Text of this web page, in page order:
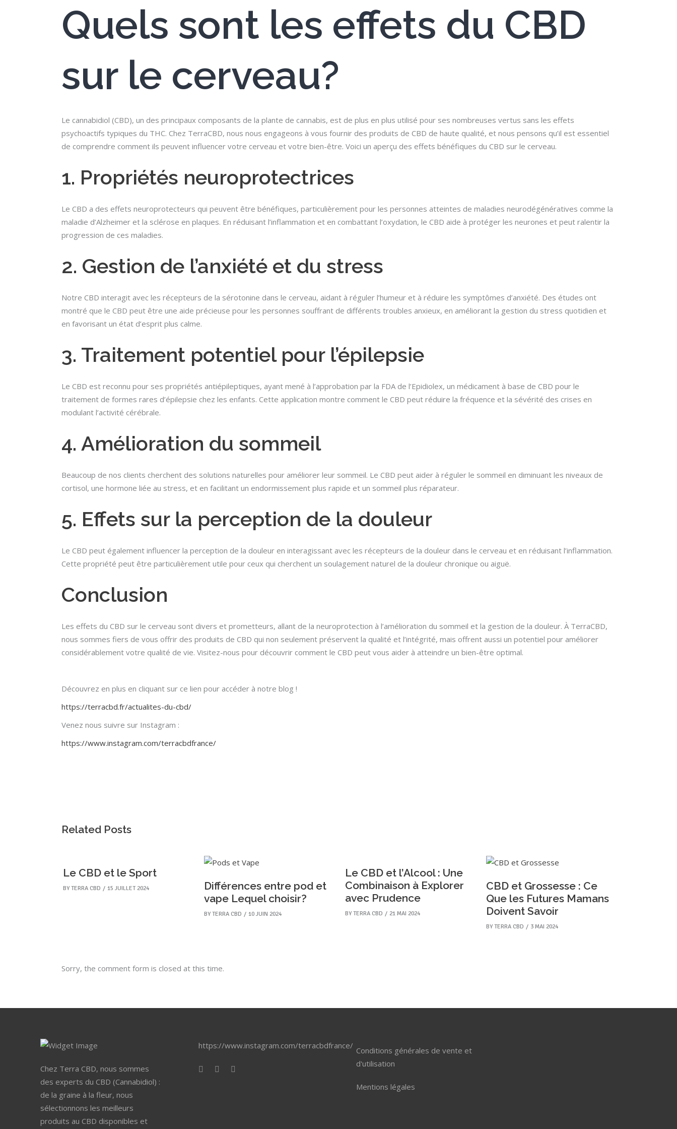
Quels sont les effets du CBD
sur le cerveau?
Le cannabidiol (CBD), un des principaux composants de la plante de cannabis, est de plus en plus utilisé pour ses nombreuses vertus sans les effets
psychoactifs typiques du THC. Chez TerraCBD, nous nous engageons à vous fournir des produits de CBD de haute qualité, et nous pensons qu’il est essentiel
de comprendre comment ils peuvent influencer votre cerveau et votre bien-être. Voici un aperçu des effets bénéfiques du CBD sur le cerveau.
1. Propriétés neuroprotectrices
Le CBD a des effets neuroprotecteurs qui peuvent être bénéfiques, particulièrement pour les personnes atteintes de maladies neurodégénératives comme la
maladie d’Alzheimer et la sclérose en plaques. En réduisant l’inflammation et en combattant l’oxydation, le CBD aide à protéger les neurones et peut ralentir la
progression de ces maladies.
2. Gestion de l’anxiété et du stress
Notre CBD interagit avec les récepteurs de la sérotonine dans le cerveau, aidant à réguler l’humeur et à réduire les symptômes d’anxiété. Des études ont
montré que le CBD peut être une aide précieuse pour les personnes souffrant de différents troubles anxieux, en améliorant la gestion du stress quotidien et
en favorisant un état d’esprit plus calme.
3. Traitement potentiel pour l’épilepsie
Le CBD est reconnu pour ses propriétés antiépileptiques, ayant mené à l’approbation par la FDA de l’Epidiolex, un médicament à base de CBD pour le
traitement de formes rares d’épilepsie chez les enfants. Cette application montre comment le CBD peut réduire la fréquence et la sévérité des crises en
modulant l’activité cérébrale.
4. Amélioration du sommeil
Beaucoup de nos clients cherchent des solutions naturelles pour améliorer leur sommeil. Le CBD peut aider à réguler le sommeil en diminuant les niveaux de
cortisol, une hormone liée au stress, et en facilitant un endormissement plus rapide et un sommeil plus réparateur.
5. Effets sur la perception de la douleur
Le CBD peut également influencer la perception de la douleur en interagissant avec les récepteurs de la douleur dans le cerveau et en réduisant l’inflammation.
Cette propriété peut être particulièrement utile pour ceux qui cherchent un soulagement naturel de la douleur chronique ou aiguë.
Conclusion
Les effets du CBD sur le cerveau sont divers et prometteurs, allant de la neuroprotection à l’amélioration du sommeil et la gestion de la douleur. À TerraCBD,
nous sommes fiers de vous offrir des produits de CBD qui non seulement préservent la qualité et l’intégrité, mais offrent aussi un potentiel pour améliorer
considérablement votre qualité de vie. Visitez-nous pour découvrir comment le CBD peut vous aider à atteindre un bien-être optimal.
Découvrez en plus en cliquant sur ce lien pour accéder à notre blog !
https://terracbd.fr/actualites-du-cbd/
Venez nous suivre sur Instagram :
https://www.instagram.com/terracbdfrance/
Related Posts
Le CBD et le Sport
BY TERRA CBD 15 JUILLET 2024
Différences entre pod et
vape Lequel choisir?
BY TERRA CBD 10 JUIN 2024
Le CBD et l’Alcool : Une
Combinaison à Explorer
avec Prudence
BY TERRA CBD 21 MAI 2024
CBD et Grossesse : Ce
Que les Futures Mamans
Doivent Savoir
BY TERRA CBD 3 MAI 2024
Sorry, the comment form is closed at this time.
Chez Terra CBD, nous sommes
des experts du CBD (Cannabidiol) :
de la graine à la fleur, nous
sélectionnons les meilleurs
produits au CBD disponibles et
https://www.instagram.com/terracbdfrance/ Conditions générales de vente et
d'utilisation
Mentions légales